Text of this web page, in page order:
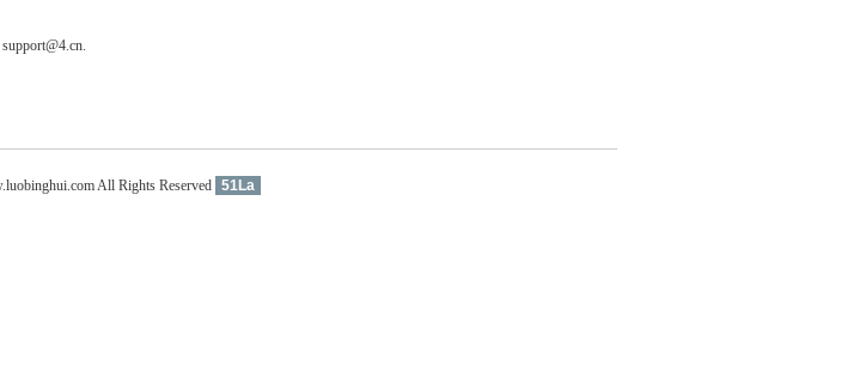
All Rights Reserved 51La